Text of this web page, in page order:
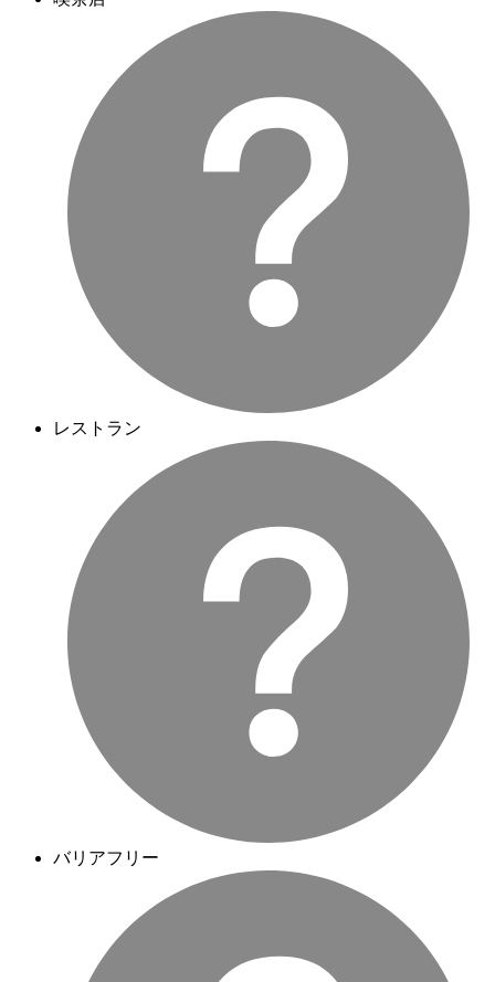
レストラン
バリアフリー